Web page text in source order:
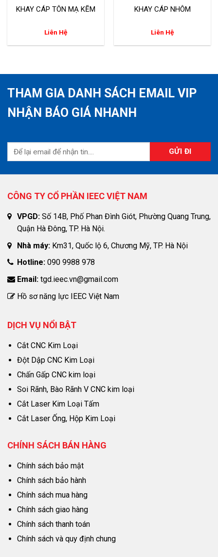
KHAY CÁP TÔN MẠ KẼM
Liên Hệ
KHAY CÁP NHÔM
Liên Hệ
THAM GIA DANH SÁCH EMAIL VIP
NHẬN BÁO GIÁ NHANH
CÔNG TY CỔ PHẦN IEEC VIỆT NAM
VPGD: Số 14B, Phố Phan Đình Giót, Phường Quang Trung,
Quận Hà Đông, TP. Hà Nội.
Nhà máy: Km31, Quốc lộ 6, Chương Mỹ, TP. Hà Nội
Hotline: 090 9988 978
Email: tgd.ieec.vn@gmail.com
Hồ sơ năng lực IEEC Việt Nam
DỊCH VỤ NỔI BẬT
Cắt CNC Kim Loại
Đột Dập CNC Kim Loại
Chấn Gấp CNC kim loại
Soi Rãnh, Bào Rãnh V CNC kim loại
Cắt Laser Kim Loại Tấm
Cắt Laser Ống, Hộp Kim Loại
CHÍNH SÁCH BÁN HÀNG
Chính sách bảo mật
Chính sách bảo hành
Chính sách mua hàng
Chính sách giao hàng
Chính sách thanh toán
Chính sách và quy định chung